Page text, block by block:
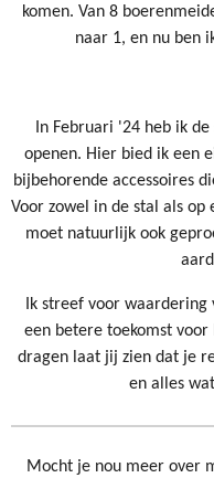
komen. Van 8
naar 1, en nu ben
In Februari '24 heb ik
openen. Hier bied ik een
bijbehorende accessoires
Voor zowel in de stal als op
moet natuurlijk ook
Ik streef voor waardering
een betere toekomst
dragen laat jij zien dat je
en alles
Mocht je nou meer over